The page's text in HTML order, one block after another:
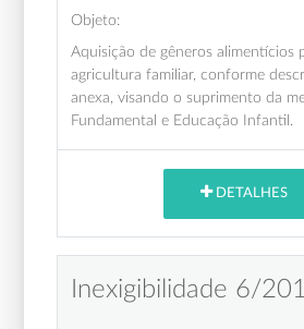
Objeto:
Aquisição de gêneros alimentícios
agricultura familiar, conforme
anexa, visando o suprimento da
Fundamental e Educação Infantil.
DETALHES
Inexigibilidade 6/